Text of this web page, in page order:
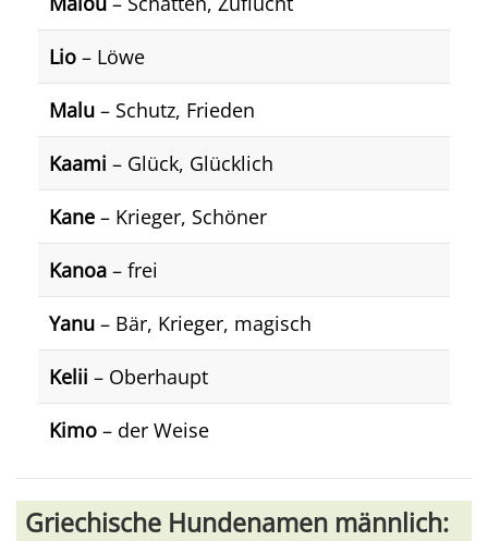
Lio – Löwe
Malu – Schutz, Frieden
Kaami – Glück, Glücklich
Kane – Krieger, Schöner
Kanoa – frei
Yanu – Bär, Krieger, magisch
Kelii – Oberhaupt
Kimo – der Weise
Griechische Hundenamen männlich: